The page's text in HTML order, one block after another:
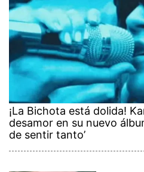
¡La Bichota está dolida!
desamor en su nuevo
de sentir tanto’